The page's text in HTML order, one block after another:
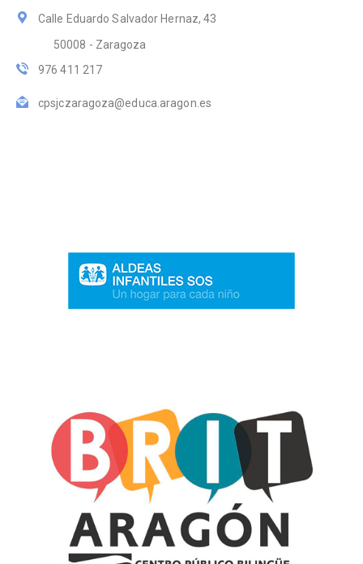
Calle Eduardo Salvador Hernaz, 43
50008 - Zaragoza
976 411 217
cpsjczaragoza@educa.aragon.es